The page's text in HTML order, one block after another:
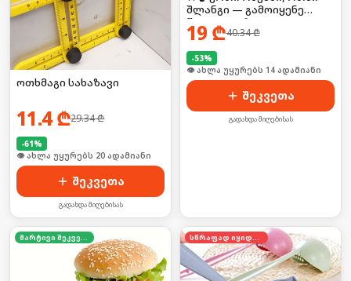
ოთხმაგი სახაზავი
11.4₾29.34₾
-61%
🛒 ბოლო 24სთ-ში იყიდა 25-მა
შეკვეთა
გადახდა მიღებისას
შლანგი — გამოიყენე
წყალი უფრო
კომფორტულად!
19 ₾40.34₾
-53%
🛒 ბოლო 24სთ-ში იყიდა 19-მა
შეკვეთა
გადახდა მიღებისას
მარტივი შეკვეთა სწრაფად იყიდება